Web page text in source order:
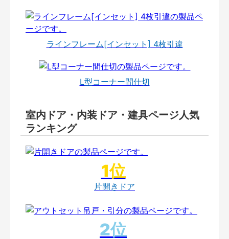
ラインフレーム[インセット] 4枚引違
L型コーナー間仕切
室内ドア・内装ドア・建具ページ人気
ランキング
片開きドア